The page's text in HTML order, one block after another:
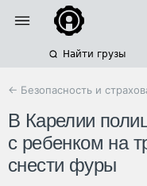
Найти грузы
← Безопасность и
В Карелии
с ребенком на
снести фуры